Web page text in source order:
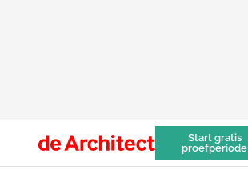
Start gratis
proefperiode